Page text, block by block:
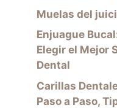
Muelas del
Enjuague
Elegir el Mejor
Dental
Carillas
Paso a Paso,